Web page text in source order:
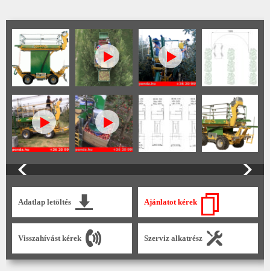
Adatlap letöltés Ajánlatot kérek
Visszahívást kérek Szerviz alkatrész